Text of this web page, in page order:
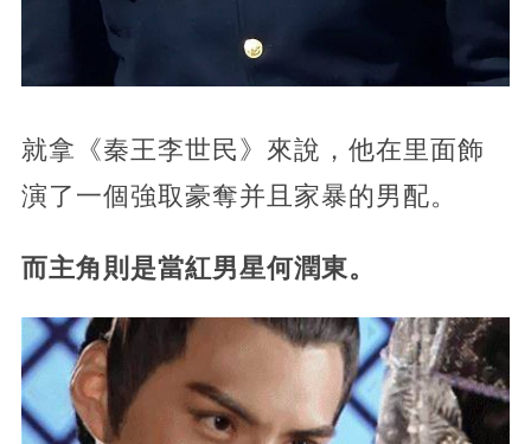
就拿《秦王李世民》來說，他在里面飾
演了一個強取豪奪并且家暴的男配。
而主角則是當紅男星何潤東。